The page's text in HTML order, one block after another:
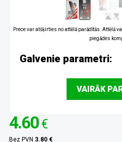
Prece var atšķirties no attēlā parādītās. Attēlā
piegādes
Galvenie parametri:
VAIRĀK
4.60 €
Bez PVN 3.80 €